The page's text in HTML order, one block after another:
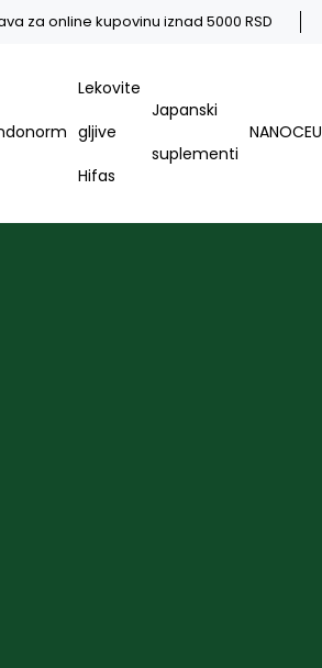
za online kupovinu iznad 5000 RSD
Lekovite
gljive
Hifas
Japanski
suplementi